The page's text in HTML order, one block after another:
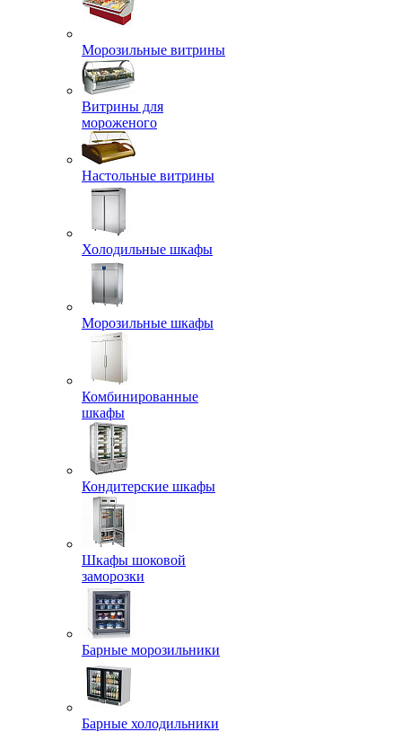
Морозильные витрины
Витрины для
мороженого
Настольные витрины
Холодильные шкафы
Морозильные шкафы
Комбинированные
шкафы
Кондитерские шкафы
Шкафы шоковой
заморозки
Барные морозильники
Барные холодильники